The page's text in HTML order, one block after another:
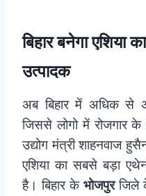
बिहार बनेगा एशिया
उत्पादक
अब बिहार में अधिक से
जिससे लोगो में रोजगार
उद्योग मंत्री शाहनवाज
एशिया का सबसे बड़ा
है। बिहार के भोजपुरजिले